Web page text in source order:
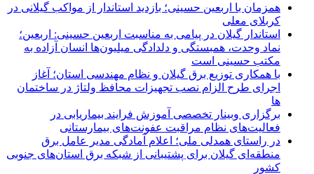
همزمان با اربعین حسینی؛ بازدید استاندار از مواکب گیلانی در
کربلای معلی
استاندار گیلان در پیامی به مناسبت اربعین حسینی: اربعین؛
نماد وحدت، همبستگی و دلدادگی میلیون‌ها انسان آزاده به
مکتب حسینی است
با همکاری توزیع برق گیلان و نظام مهندسی استان؛ آغاز
اجرای طرح الزام نصب تجهیزات محافظ ولتاژ در ساختمان
ها
برگزاری وبینار تخصصی آموزش فرایند بیماریابی در
فعالیت‌های نظام مراقبت عفونت‌های بیمارستانی
در راستای همدلی ملی؛ اعلام آمادگی مدیر عامل برق
منطقه‌ای گیلان برای پشتیبانی از شبكه برق استان‌های جنوبی
كشور